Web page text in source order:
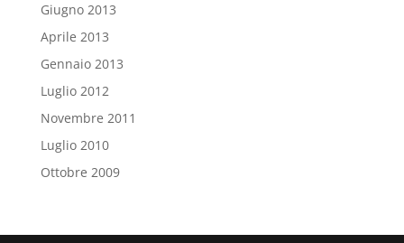
Giugno 2013
Aprile 2013
Gennaio 2013
Luglio 2012
Novembre 2011
Luglio 2010
Ottobre 2009